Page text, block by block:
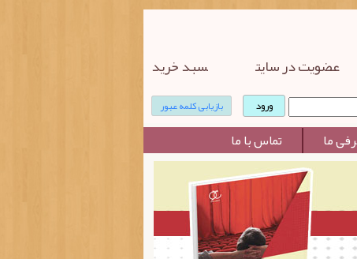
عضویت در سایت سبد خرید
بازیابی کلمه عبور
ما تماس با ما